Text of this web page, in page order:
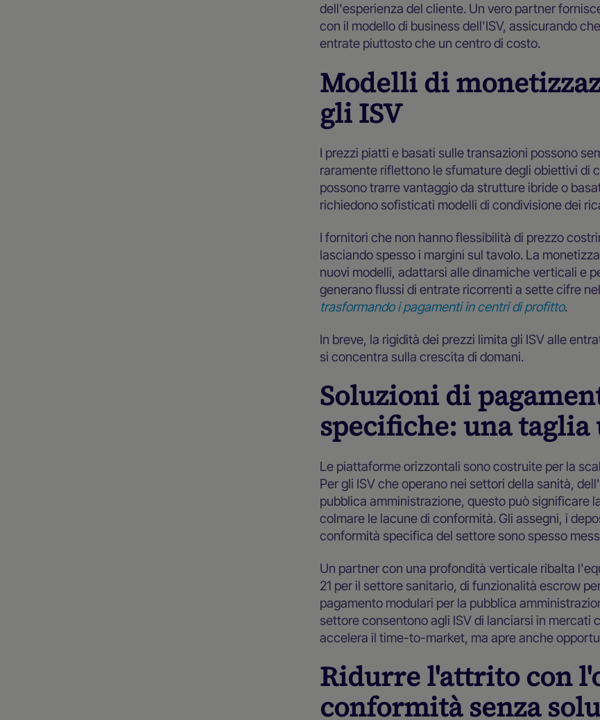
dell'esperienza del cliente. Un vero partner
con il modello di business dell'ISV, assicurando
entrate piuttosto che un centro di costo.
Modelli di
gli ISV
I prezzi piatti e basati sulle transazioni possono
raramente riflettono le sfumature degli obiettivi di
possono trarre vantaggio da strutture ibride o
richiedono sofisticati modelli di condivisione dei
I fornitori che non hanno flessibilità di prezzo
lasciando spesso i margini sul tavolo. La
nuovi modelli, adattarsi alle dinamiche verticali e
generano flussi di entrate ricorrenti a sette cifre
trasformando i pagamenti in centri di profitto.
In breve, la rigidità dei prezzi limita gli ISV alle
si concentra sulla crescita di domani.
Soluzioni di
specifiche: una
Le piattaforme orizzontali sono costruite per la
Per gli ISV che operano nei settori della sanità,
pubblica amministrazione, questo può significare
colmare le lacune di conformità. Gli assegni, i
conformità specifica del settore sono spesso
Un partner con una profondità verticale ribalta
21 per il settore sanitario, di funzionalità escrow
pagamento modulari per la pubblica
settore consentono agli ISV di lanciarsi in mercati
accelera il time-to-market, ma apre anche
Ridurre l'attrito con
conformità senza